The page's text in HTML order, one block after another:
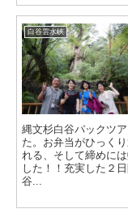
白谷雲水峡
縄文杉白谷パックツ
た。お弁当がひっく
れる、そして締めに
した！！充実した２
谷...